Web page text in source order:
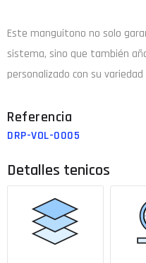
Este manguitono no solo
sistema, sino que también
personalizado con su
DRP-VOL-0005
Detalles tenicos